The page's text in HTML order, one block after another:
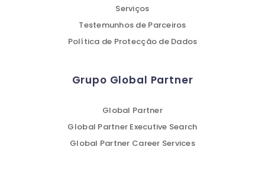
Serviços
Testemunhos de Parceiros
Política de Protecção de Dados
Grupo Global Partner
Global Partner
Global Partner Executive Search
Global Partner Career Services